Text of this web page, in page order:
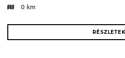
0 km
RÉSZLETEK